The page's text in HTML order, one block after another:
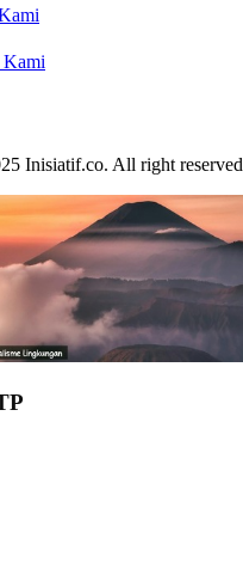
Inisiatif.co. All right reserved